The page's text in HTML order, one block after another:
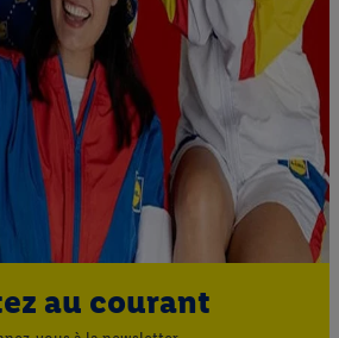
au courant